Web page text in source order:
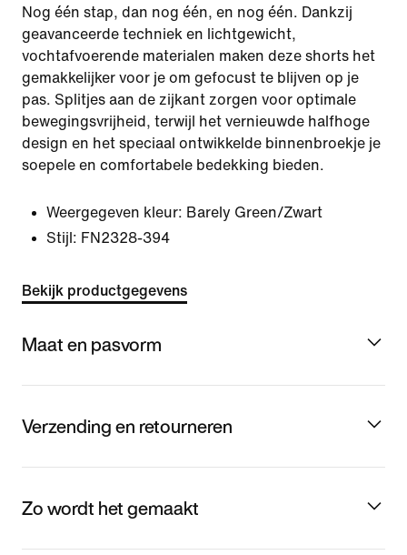
Nog één stap, dan nog één, en nog één. Dankzij
geavanceerde techniek en lichtgewicht,
vochtafvoerende materialen maken deze shorts het
gemakkelijker voor je om gefocust te blijven op je
pas. Splitjes aan de zijkant zorgen voor optimale
bewegingsvrijheid, terwijl het vernieuwde halfhoge
design en het speciaal ontwikkelde binnenbroekje je
soepele en comfortabele bedekking bieden.
Weergegeven kleur: Barely Green/Zwart
Stijl: FN2328-394
Bekijk productgegevens
Maat en pasvorm
Verzending en retourneren
Zo wordt het gemaakt